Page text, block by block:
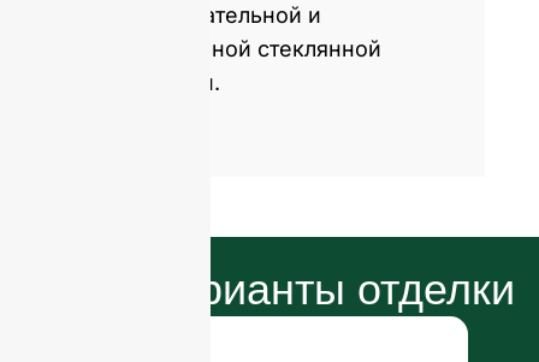
привлекательной и
экологичной стеклянной
упаковки.
Наши варианты отделки